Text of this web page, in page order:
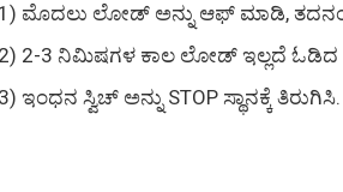
ಮೊದಲು ಲೋಡ್ ಅನ್ನು ಆಫ್ ಮಾಡಿ,
2-3 ನಿಮಿಷಗಳ ಕಾಲ ಲೋಡ್ ಇಲ್ಲದೆ ಓಡಿದ
ಇಂಧನ ಸ್ವಿಚ್ ಅನ್ನು STOP ಸ್ಥಾನಕ್ಕೆ ತಿರುಗಿಸಿ.